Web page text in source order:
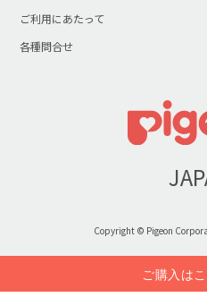
ご購入は
ご利用にあたって
各種問合せ
Copyright © Pigeon